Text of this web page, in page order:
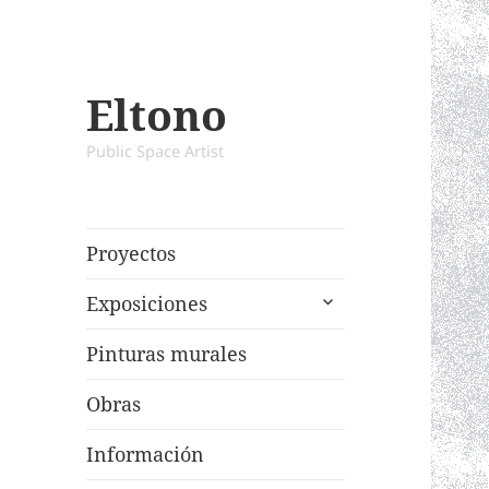
Eltono
Public Space Artist
Proyectos
Exposiciones
expand
Pinturas murales
Obras
Información